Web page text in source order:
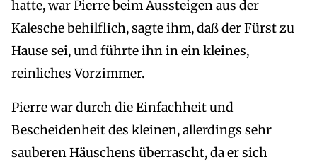
hatte, war Pierre beim Aussteigen aus der
Kalesche behilflich, sagte ihm, daß der Fürst zu
Hause sei, und führte ihn in ein kleines,
reinliches Vorzimmer.
Pierre war durch die Einfachheit und
Bescheidenheit des kleinen, allerdings sehr
sauberen Häuschens überrascht, da er sich